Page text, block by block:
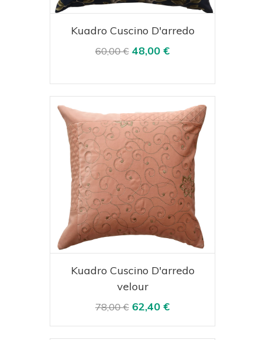
Acquista Visualizza
Kuadro Cuscino D'arredo
60,00 € 48,00 €
Acquista Visualizza
Kuadro Cuscino D'arredo
velour
78,00 € 62,40 €